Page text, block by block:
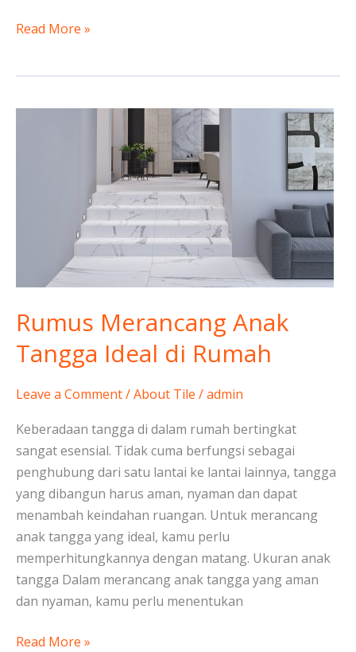
Read More »
Rumus Merancang Anak
Tangga Ideal di Rumah
Leave a Comment/About Tile /admin
Keberadaan tangga di dalam rumah bertingkat
sangat esensial. Tidak cuma berfungsi sebagai
penghubung dari satu lantai ke lantai lainnya, tangga
yang dibangun harus aman, nyaman dan dapat
menambah keindahan ruangan. Untuk merancang
anak tangga yang ideal, kamu perlu
memperhitungkannya dengan matang. Ukuran anak
tangga Dalam merancang anak tangga yang aman
dan nyaman, kamu perlu menentukan
Read More »